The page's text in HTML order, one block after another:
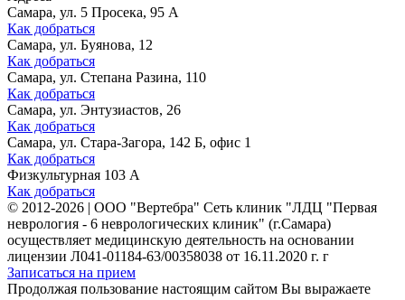
Самара, ул. 5 Просека, 95 А
Как добраться
Самара, ул. Буянова, 12
Как добраться
Самара, ул. Степана Разина, 110
Как добраться
Самара, ул. Энтузиастов, 26
Как добраться
Самара, ул. Стара-Загора, 142 Б, офис 1
Как добраться
Физкультурная 103 А
Как добраться
© 2012-2026 | ООО "Вертебра" Сеть клиник "ЛДЦ "Первая
неврология - 6 неврологических клиник" (г.Самара)
осуществляет медицинскую деятельность на основании
лицензии Л041-01184-63/00358038 от 16.11.2020 г. г
Записаться на прием
Продолжая пользование настоящим сайтом Вы выражаете